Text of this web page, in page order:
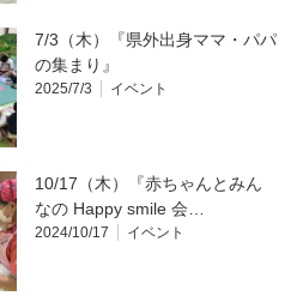
7/3（木）『県外出身ママ・パパ
の集まり』
2025/7/3 イベント
10/17（木）『赤ちゃんとみん
なの Happy smile 会…
2024/10/17 イベント